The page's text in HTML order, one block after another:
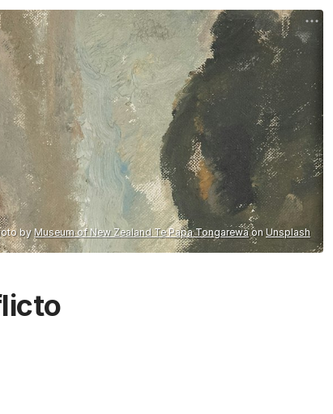
by Museum of New Zealand Te Papa Tongarewaon Unsplash